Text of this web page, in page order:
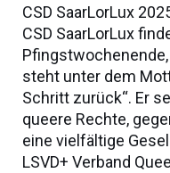
CSD SaarLorLux
CSD SaarLorLux
steht unter dem
Schritt zurück“. Er
queere Rechte,
eine vielfältige
LSVD+ Verband